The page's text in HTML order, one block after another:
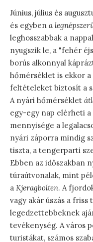
Június, július és
és egyben a
leghosszabbak a
nyugszik le, a "fehér
borús alkonnyal
hőmérséklet is ekkor
feltételeket biztosít a
A nyári hőmérséklet
egy-egy nap elérheti a
mennyisége a
nyári záporra mindig
tiszta, a tengerparti
Ebben az időszakban
túraútvonalak, mint
a Kjeragbolten. A
vagy akár úszás a
legedzettebbeknek
tevékenység. A város
turistákat, számos